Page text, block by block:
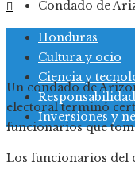
Honduras
Cultura y ocio
Ciencia y
Inversiones y
Condado de
Un condado de
electoral terminó
funcionarios que
Los funcionarios del